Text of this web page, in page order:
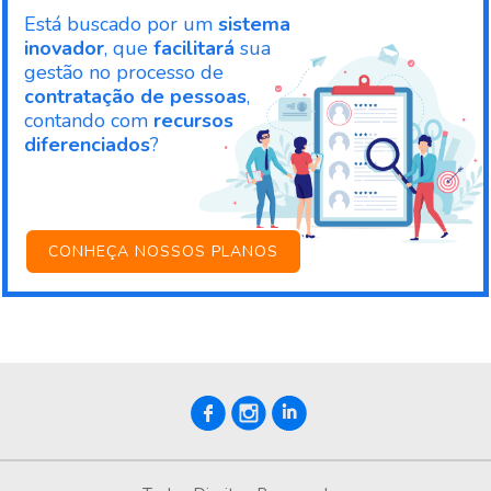
Está buscado por umsistema
inovador, quefacilitará sua
gestão no processo de
contratação de pessoas,
contando com recursos
diferenciados?
CONHEÇA NOSSOS PLANOS